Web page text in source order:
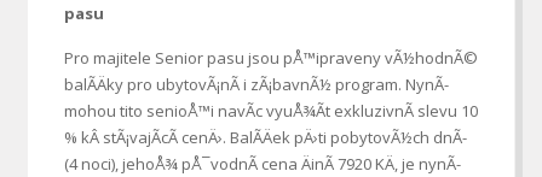
pasu
Pro majitele Senior pasu jsou pÅ™ipraveny vÃ½hodnÃ©
balÃ­Äky pro ubytovÃ¡nÃ­ i zÃ¡bavnÃ½ program. NynÃ­
mohou tito senioÅ™i navÃ­c vyuÅ¾Ã­t exkluzivnÃ­ slevu 10
% kÂ stÃ¡vajÃ­cÃ­ cenÄ›. BalÃ­Äek pÄ›ti pobytovÃ½ch dnÃ­
(4 noci), jehoÅ¾ pÅ¯vodnÃ­ cena ÄinÃ­ 7920 KÄ, je nynÃ­